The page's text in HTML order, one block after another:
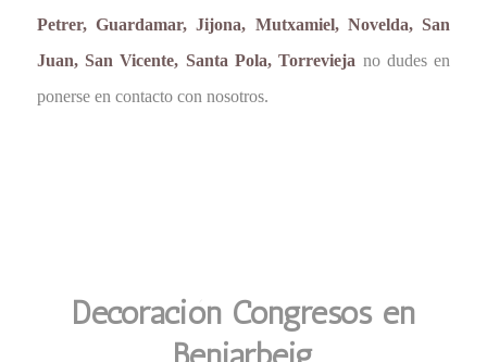
Petrer, Guardamar, Jijona, Mutxamiel, Novelda, San
Juan, San Vicente, Santa Pola, Torrevieja no dudes en
ponerse en contacto con nosotros.
Decoración Congresos en